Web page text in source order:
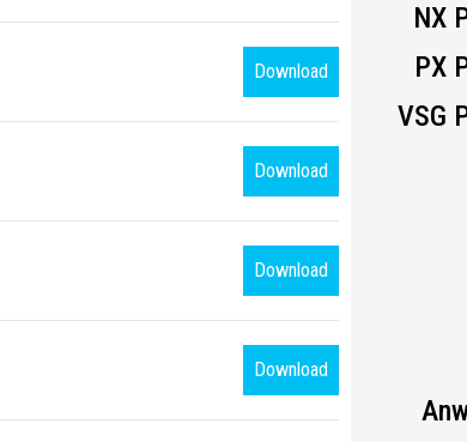
Download
Download
Download
Download
NX
PX
VSG